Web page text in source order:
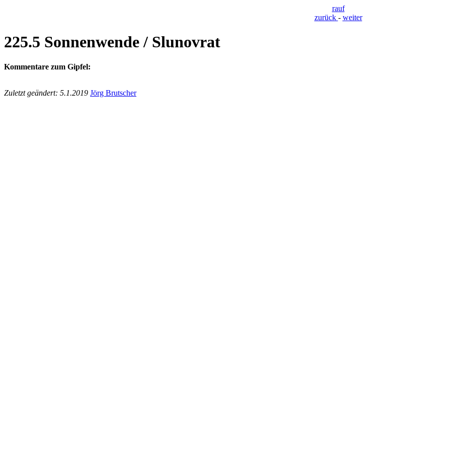
rauf
zurück - weiter
225.5 Sonnenwende / Slunovrat
Kommentare zum Gipfel:
Zuletzt geändert: 5.1.2019 Jörg Brutscher